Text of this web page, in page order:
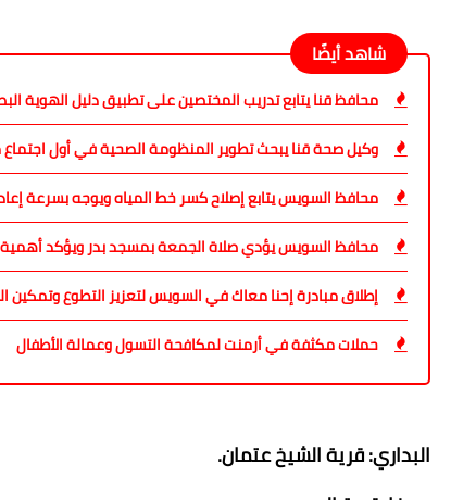
شاهد أيضًا
محافظ قنا يتابع تدريب المختصين على تطبيق دليل الهوية
وكيل صحة قنا يبحث تطوير المنظومة الصحية في أول اجتماع
محافظ السويس يتابع إصلاح كسر خط المياه ويوجه بسرعة
محافظ السويس يؤدي صلاة الجمعة بمسجد بدر ويؤكد
إطلاق مبادرة إحنا معاك في السويس لتعزيز التطوع وتمكين
حملات مكثفة في أرمنت لمكافحة التسول وعمالة الأطفال
​البداري: قرية الشيخ عتمان.